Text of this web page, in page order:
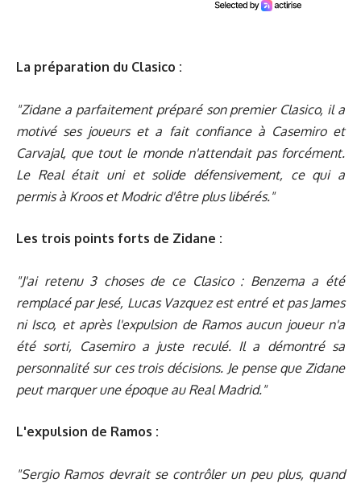
La préparation du Clasico :
"Zidane a parfaitement préparé son premier Clasico, il a
motivé ses joueurs et a fait confiance à Casemiro et
Carvajal, que tout le monde n'attendait pas forcément.
Le Real était uni et solide défensivement, ce qui a
permis à Kroos et Modric d'être plus libérés."
Les trois points forts de Zidane :
"J'ai retenu 3 choses de ce Clasico : Benzema a été
remplacé par Jesé, Lucas Vazquez est entré et pas James
ni Isco, et après l'expulsion de Ramos aucun joueur n'a
été sorti, Casemiro a juste reculé. Il a démontré sa
personnalité sur ces trois décisions. Je pense que Zidane
peut marquer une époque au Real Madrid."
L'expulsion de Ramos :
"Sergio Ramos devrait se contrôler un peu plus, quand